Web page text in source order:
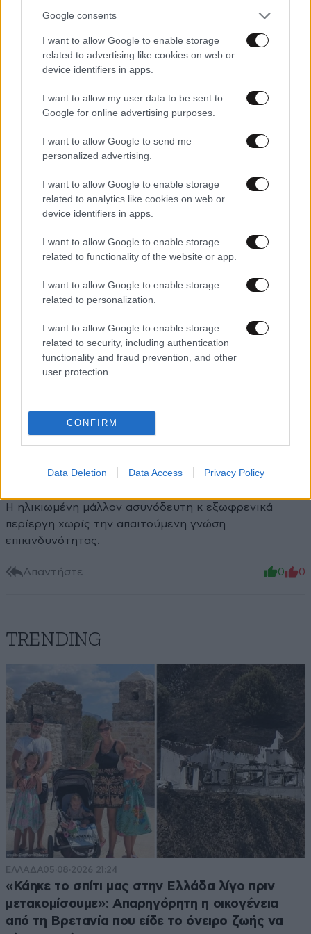
Google consents
I want to allow Google to enable storage
related to advertising like cookies on web or
device identifiers in apps.
I want to allow my user data to be sent to
Google for online advertising purposes.
I want to allow Google to send me
personalized advertising.
I want to allow Google to enable storage
related to analytics like cookies on web or
device identifiers in apps.
I want to allow Google to enable storage
related to functionality of the website or app.
I want to allow Google to enable storage
related to personalization.
I want to allow Google to enable storage
related to security, including authentication
functionality and fraud prevention, and other
user protection.
CONFIRM
Data Deletion Data Access Privacy Policy
Απαντήστε
Πω πω, θέρισες με το σχόλιο σου ρε θηρίο! Και
ρε μπούμερ. Άϊντε στην Εθνική τράπεζα για τη
σύνταξη...
Απαντήστε
μην γεράσεις ποτέ
Απαντήστε
Στο Ελλάντα 16·06·2026 22:48
Απαντήστε 0
Σφόδρα 16·06·2026 22:43
Η ηλικιωμένη μάλλον ασυνόδευτη κ εξωφρενικά
περίεργη χωρίς την απαιτούμενη γνώση
επικινδυνότητας.
Απαντήστε 0 0
TRENDING
ΕΛΛΑΔΑ05·08·2026 21:24
«Κάηκε το σπίτι μας στην Ελλάδα λίγο πριν
μετακομίσουμε»: Απαρηγόρητη η οικογένεια
από τη Βρετανία που είδε το όνειρο ζωής να